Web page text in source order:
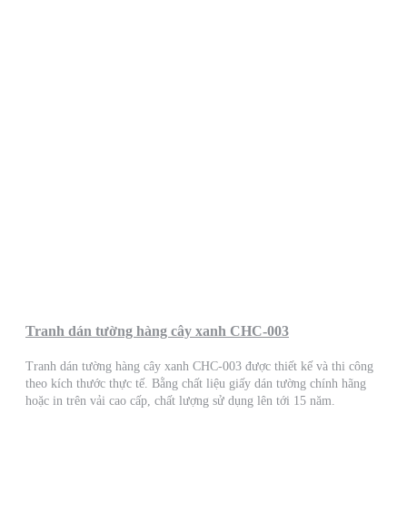
Tranh dán tường hàng cây xanh CHC-003
Tranh dán tường hàng cây xanh CHC-003 được thiết kế và thi công
theo kích thước thực tế. Bằng chất liệu giấy dán tường chính hãng
hoặc in trên vải cao cấp, chất lượng sử dụng lên tới 15 năm.